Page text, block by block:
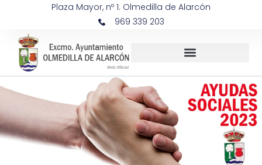
Plaza Mayor, nº 1. Olmedilla de Alarcón
969 339 203